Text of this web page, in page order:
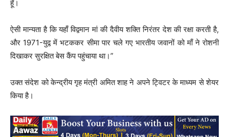
हूँ।
ऐसी मान्यता है कि यहाँ विद्वमान मां की दैवीय शक्ति निरंतर देश की रक्षा करती है,
और 1971-युद्व में भटककर सीमा पार चले गए भारतीय जवानों को माँ ने रोशनी
दिखाकर सुरक्षित बेस कैंप पहुंचाया था।”
उक्त संदेश को केन्द्रीय गृह मंत्री अमित शाह ने अपने ट्विटर के माध्यम से शेयर
किया है।